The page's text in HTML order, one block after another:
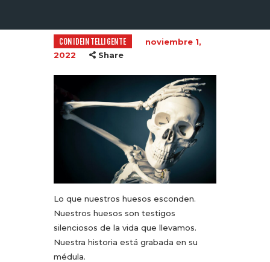
CONIDEINTELLIGENTE
noviembre 1,
2022
Share
Lo que nuestros huesos esconden.
Nuestros huesos son testigos
silenciosos de la vida que llevamos.
Nuestra historia está grabada en su
médula.